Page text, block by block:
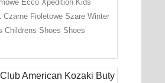
Ecco Xpedition Kids
Czarne Fioletowe Szare Winter
Childrens Shoes Shoes